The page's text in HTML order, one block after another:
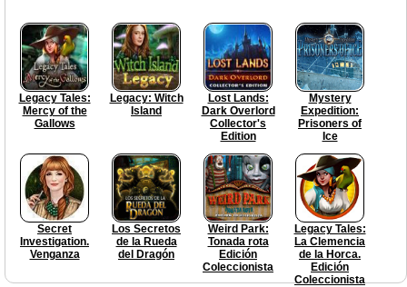
Legacy Tales:
Mercy of the
Gallows
Legacy: Witch
Island
Lost Lands:
Dark Overlord
Collector's
Edition
Mystery
Expedition:
Prisoners of
Ice
Secret
Investigation.
Venganza
Los Secretos
de la Rueda
del Dragón
Weird Park:
Tonada rota
Edición
Coleccionista
Legacy Tales:
La Сlemencia
de la Horca.
Edición
Coleccionista